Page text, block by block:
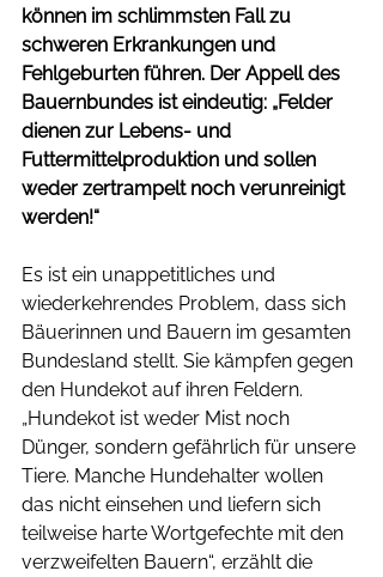
können im schlimmsten Fall zu
schweren Erkrankungen und
Fehlgeburten führen. Der Appell des
Bauernbundes ist eindeutig: „Felder
dienen zur Lebens- und
Futtermittelproduktion und sollen
weder zertrampelt noch verunreinigt
werden!“
Es ist ein unappetitliches und
wiederkehrendes Problem, dass sich
Bäuerinnen und Bauern im gesamten
Bundesland stellt. Sie kämpfen gegen
den Hundekot auf ihren Feldern.
„Hundekot ist weder Mist noch
Dünger, sondern gefährlich für unsere
Tiere. Manche Hundehalter wollen
das nicht einsehen und liefern sich
teilweise harte Wortgefechte mit den
verzweifelten Bauern“, erzählt die